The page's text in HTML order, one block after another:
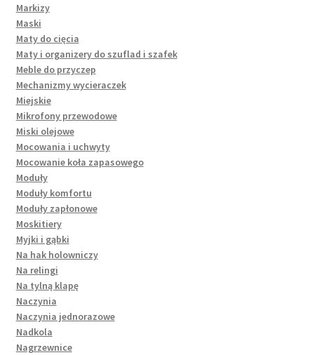
Markizy
Maski
Maty do cięcia
Maty i organizery do szuflad i szafek
Meble do przyczep
Mechanizmy wycieraczek
Miejskie
Mikrofony przewodowe
Miski olejowe
Mocowania i uchwyty
Mocowanie koła zapasowego
Moduły
Moduły komfortu
Moduły zapłonowe
Moskitiery
Myjki i gąbki
Na hak holowniczy
Na relingi
Na tylną klapę
Naczynia
Naczynia jednorazowe
Nadkola
Nagrzewnice